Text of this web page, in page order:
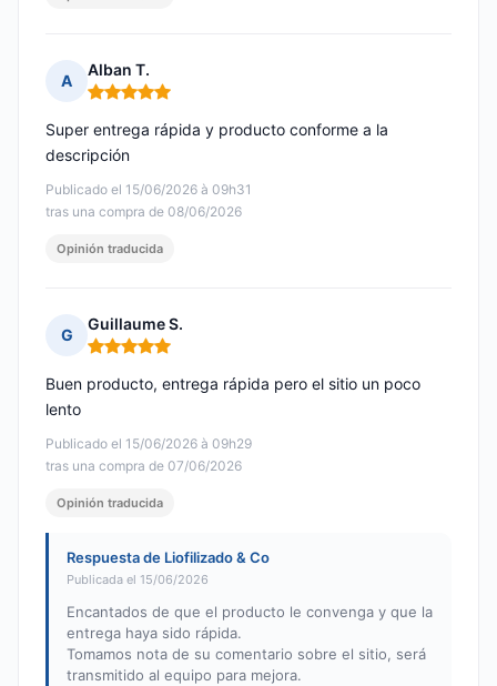
A
Alban T.
Nota: 5 de 5
Publicado el 15/06/2026 à 09h31
tras una compra de 08/06/2026
Super entrega rápida y producto conforme a la
descripción
Opinión traducida
G
Guillaume S.
Nota: 5 de 5
Publicado el 15/06/2026 à 09h29
tras una compra de 07/06/2026
Buen producto, entrega rápida pero el sitio un poco
lento
Opinión traducida
Respuesta de Liofilizado & Co
Publicada el 15/06/2026
Encantados de que el producto le convenga y que la
entrega haya sido rápida.
Tomamos nota de su comentario sobre el sitio, será
transmitido al equipo para mejora.